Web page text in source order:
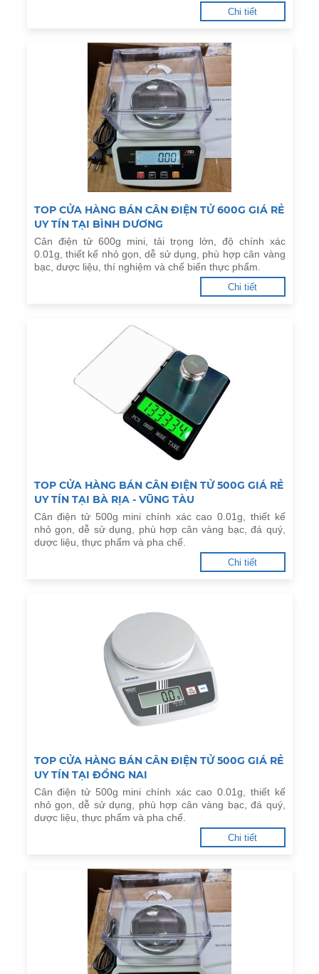
Chi tiết
TOP CỬA HÀNG BÁN CÂN ĐIỆN TỬ 600G GIÁ RẺ
UY TÍN TẠI BÌNH DƯƠNG
Cân điện tử 600g mini, tải trọng lớn, độ chính xác
0.01g, thiết kế nhỏ gọn, dễ sử dụng, phù hợp cân vàng
bạc, dược liệu, thí nghiệm và chế biến thực phẩm.
Chi tiết
TOP CỬA HÀNG BÁN CÂN ĐIỆN TỬ 500G GIÁ RẺ
UY TÍN TẠI BÀ RỊA - VŨNG TÀU
Cân điện tử 500g mini chính xác cao 0.01g, thiết kế
nhỏ gọn, dễ sử dụng, phù hợp cân vàng bạc, đá quý,
dược liệu, thực phẩm và pha chế.
Chi tiết
TOP CỬA HÀNG BÁN CÂN ĐIỆN TỬ 500G GIÁ RẺ
UY TÍN TẠI ĐỒNG NAI
Cân điện tử 500g mini chính xác cao 0.01g, thiết kế
nhỏ gọn, dễ sử dụng, phù hợp cân vàng bạc, đá quý,
dược liệu, thực phẩm và pha chế.
Chi tiết